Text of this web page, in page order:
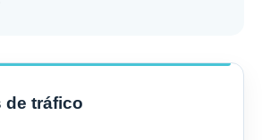
de tráfico